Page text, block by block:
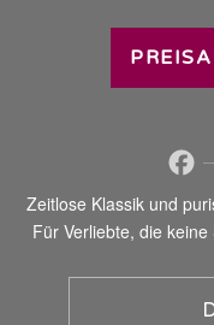
Zeitlose Klassik und
Für Verliebte, die